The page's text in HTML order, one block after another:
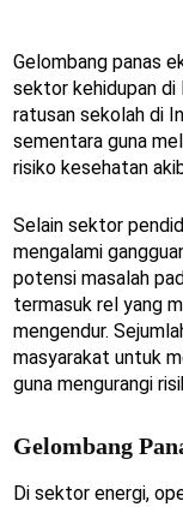
Gelombang panas
sektor kehidupan di
ratusan sekolah di
sementara guna
risiko kesehatan
Selain sektor
mengalami
potensi masalah
termasuk rel yang
mengendur.
masyarakat untuk
guna mengurangi
Gelombang
Di sektor energi,